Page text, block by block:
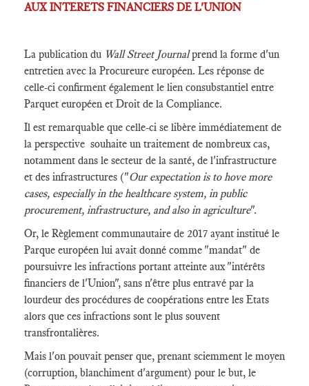
AUX INTERETS FINANCIERS DE L'UNION
La publication du Wall Street Journalprend la forme d'un
entretien avec la Procureure européen. Les réponse de
celle-ci confirment également le lien consubstantiel entre
Parquet européen et Droit de la Compliance.
Il est remarquable que celle-ci se libère immédiatement de
la perspective souhaite un traitement de nombreux cas,
notamment dans le secteur de la santé, de l'infrastructure
et des infrastructures ("Our expectation is to hove more
cases, especially in the healthcare system, in public
procurement, infrastructure, and also in agriculture".
Or, le Règlement communautaire de 2017 ayant institué le
Parque européen lui avait donné comme "mandat" de
poursuivre les infractions portant atteinte aux "intérêts
financiers de l'Union", sans n'être plus entravé par la
lourdeur des procédures de coopérations entre les Etats
alors que ces infractions sont le plus souvent
transfrontalières.
Mais l'on pouvait penser que, prenant sciemment le moyen
(corruption, blanchiment d'argument) pour le but, le